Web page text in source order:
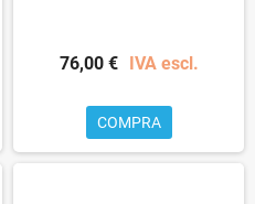
76,00 € IVA escl.
COMPRA